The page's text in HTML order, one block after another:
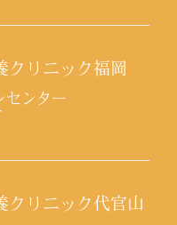
リニック福岡
センター
リニック代官山